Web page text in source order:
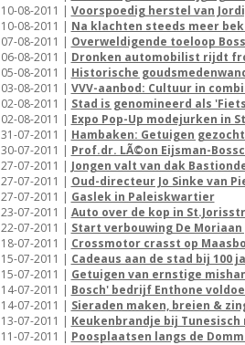
10-08-2011 | Voorspoedig herstel van
10-08-2011 | Na klachten steeds meer
07-08-2011 | Overweldigende toeloop
06-08-2011 | Dronken automobilist rijdt
05-08-2011 | Historische
03-08-2011 | VVV-aanbod: Cultuur in
02-08-2011 | Stad is genomineerd als
02-08-2011 | Expo Pop-Up modejurken in
31-07-2011 | Hambaken: Getuigen
30-07-2011 | Prof.dr. LÃ©on Eijsman-
27-07-2011 | Jongen valt van dak
27-07-2011 | Oud-directeur Jo Sinke van
27-07-2011 | Gaslek in Paleiskwartier
23-07-2011 | Auto over de kop in
22-07-2011 | Start verbouwing De Moriaan
18-07-2011 | Crossmotor crasst op
15-07-2011 | Cadeaus aan de stad bij 100
15-07-2011 | Getuigen van ernstige
14-07-2011 | Bosch' bedrijf Enthone
14-07-2011 | Sieraden maken, breien &
13-07-2011 | Keukenbrandje bij
11-07-2011 | Poosplaatsen langs de